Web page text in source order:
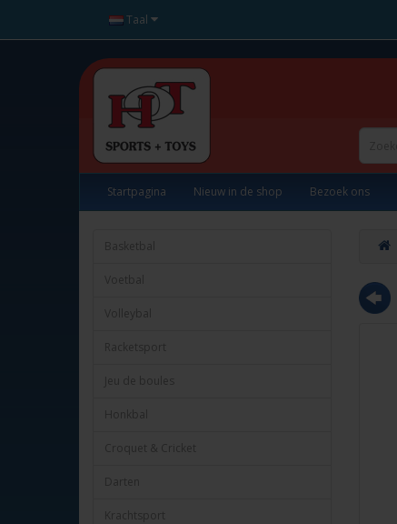
Taal
Startpagina Nieuw in de shop Bezoek ons
Basketbal
Voetbal
Volleybal
Racketsport
Jeu de boules
Honkbal
Croquet & Cricket
Darten
Krachtsport